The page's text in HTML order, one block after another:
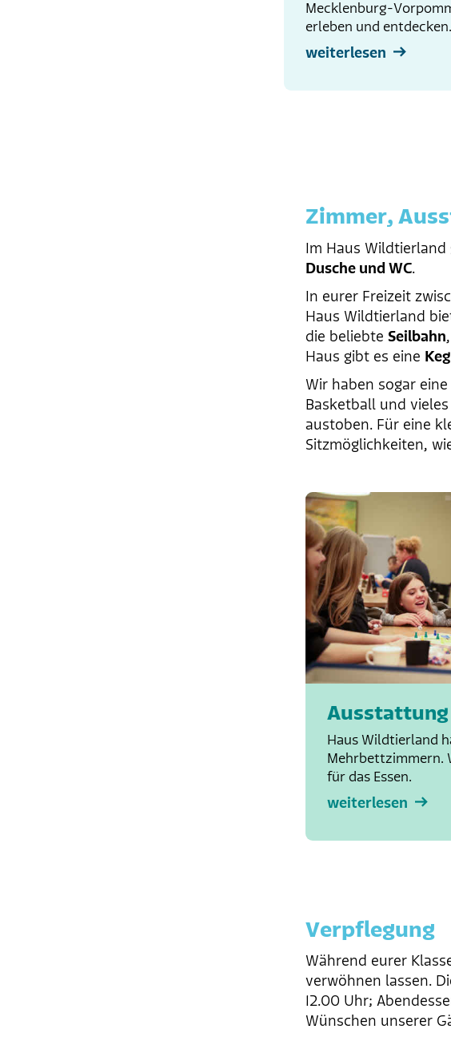
Mecklenburg-
erleben und entdecken.
weiterlesen
Zimmer,
Im Haus
Dusche und WC
In eurer Freizeit
Haus Wildtierland
die beliebte Seilbahn
Haus gibt es eine
Wir haben sogar eine
Basketball und
austoben. Für eine
Sitzmöglichkeiten,
Ausstattung
Haus Wildtierland
Mehrbettzimmern.
für das Essen.
weiterlesen
Verpflegung
Während eurer
verwöhnen lassen.
12.00 Uhr;
Wünschen unserer